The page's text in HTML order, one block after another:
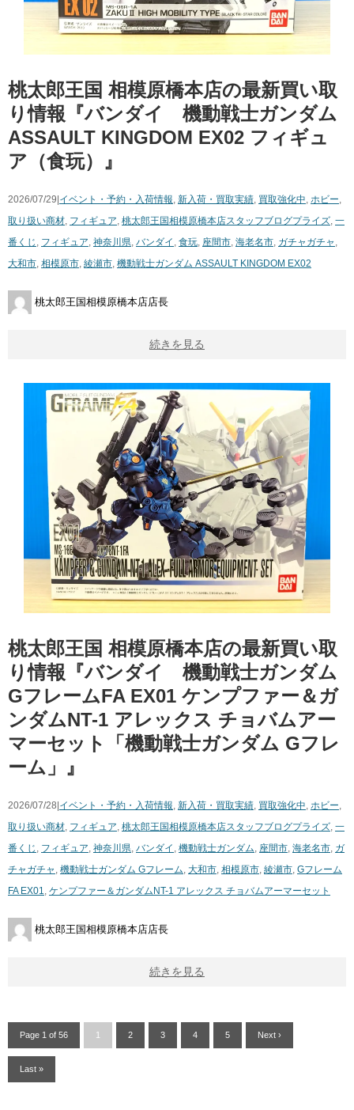
桃太郎王国 相模原橋本店の最新買い取
り情報『バンダイ 機動戦士ガンダム
ASSAULT KINGDOM EX02 フィギュ
ア（食玩）』
2026/07/29| イベント・予約・入荷情報, 新入荷・買取実績, 買取強化中, ホビー,
取り扱い商材, フィギュア, 桃太郎王国相模原橋本店スタッフブログプライズ, 一
番くじ , フィギュア, 神奈川県, バンダイ , 食玩, 座間市, 海老名市, ガチャガチャ ,
大和市, 相模原市, 綾瀬市, 機動戦士ガンダム ASSAULT KINGDOM EX02
桃太郎王国相模原橋本店店長
続きを見る
桃太郎王国 相模原橋本店の最新買い取
り情報『バンダイ 機動戦士ガンダム
GフレームFA EX01 ケンプファー＆ガ
ンダムNT-1 アレックス チョバムアー
マーセット「機動戦士ガンダム Gフレ
ーム」』
2026/07/28| イベント・予約・入荷情報, 新入荷・買取実績, 買取強化中, ホビー,
取り扱い商材, フィギュア, 桃太郎王国相模原橋本店スタッフブログプライズ, 一
番くじ , フィギュア, 神奈川県, バンダイ , 機動戦士ガンダム, 座間市, 海老名市, ガ
チャガチャ , 機動戦士ガンダム Gフレーム, 大和市, 相模原市, 綾瀬市, Gフレーム
FA EX01, ケンプファー＆ガンダムNT-1 アレックス チョバムアーマーセット
桃太郎王国相模原橋本店店長
続きを見る
Page 1 of 56 1 2 3 4 5 Next ›
Last »